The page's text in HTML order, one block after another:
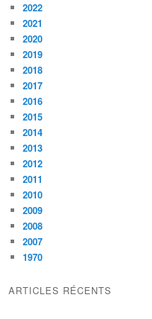
2022
2021
2020
2019
2018
2017
2016
2015
2014
2013
2012
2011
2010
2009
2008
2007
1970
ARTICLES RÉCENTS